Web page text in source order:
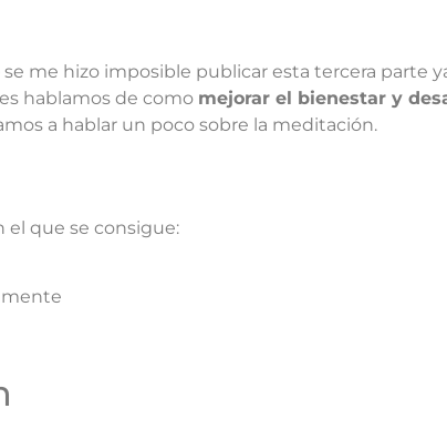
me hizo imposible publicar esta tercera parte
hablamos de como mejorar el bienestar y
a hablar un poco sobre la meditación.
el que se consigue:
mente